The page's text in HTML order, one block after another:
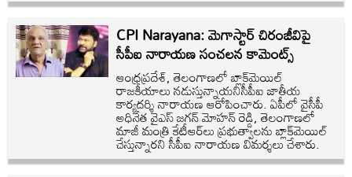
CPI Narayana: మెగాస్టార్ చిరంజీవిపై
సీపీఐ నారాయణ సంచలన కామెంట్స్
ఆంధ్రప్రదేశ్, తెలంగాణలో బ్లాక్‌మెయిల్
రాజకీయాలు నడుస్తున్నాయనిసీపీఐ జాతీయ
కార్యదర్శి నారాయణ ఆరోపించారు. ఏపీలో వైసీపీ
అధినేత వైఎస్ జగన్ మోహన్ రెడ్డి, తెలంగాణలో
మాజీ మంత్రి కేటీఆర్‌లు ప్రభుత్వాలను బ్లాక్‌మెయిల్
చేస్తున్నారని సీపీఐ నారాయణ విమర్శలు చేశారు.